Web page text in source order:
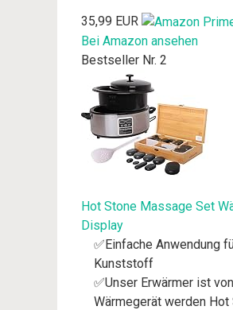
35,99 EUR
Bei Amazon ansehen
Bestseller Nr. 2
Hot Stone Massage Set
Display
✅Einfache Anwendung
Kunststoff
✅Unser Erwärmer ist
Wärmegerät werden